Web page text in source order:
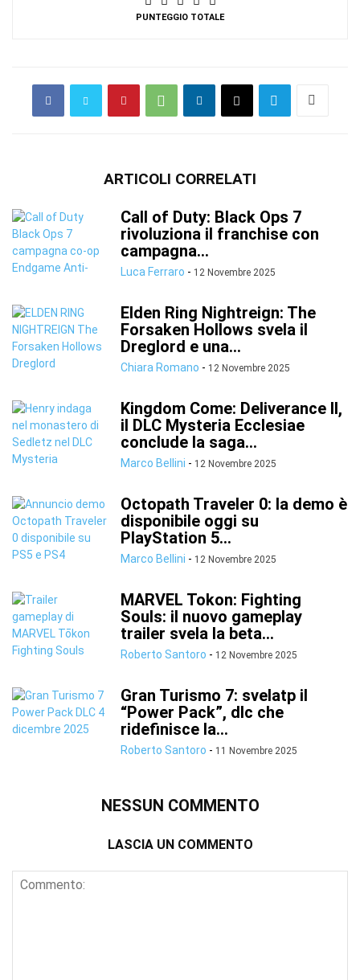
PUNTEGGIO TOTALE
ARTICOLI CORRELATI
Call of Duty: Black Ops 7
rivoluziona il franchise con
campagna...
Luca Ferraro - 12 Novembre 2025
Elden Ring Nightreign: The
Forsaken Hollows svela il
Dreglord e una...
Chiara Romano - 12 Novembre 2025
Kingdom Come: Deliverance II,
il DLC Mysteria Ecclesiae
conclude la saga...
Marco Bellini - 12 Novembre 2025
Octopath Traveler 0: la demo è
disponibile oggi su
PlayStation 5...
Marco Bellini - 12 Novembre 2025
MARVEL Tokon: Fighting
Souls: il nuovo gameplay
trailer svela la beta...
Roberto Santoro - 12 Novembre 2025
Gran Turismo 7: svelatp il
“Power Pack”, dlc che
ridefinisce la...
Roberto Santoro - 11 Novembre 2025
NESSUN COMMENTO
LASCIA UN COMMENTO